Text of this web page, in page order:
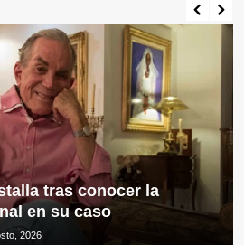
tras conocer la
en su caso
2026